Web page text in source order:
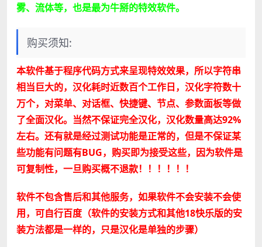
雾、流体等，也是最为牛掰的特效软件。
购买须知:
本软件基于程序代码方式来呈现特效效果，所以字符串
相当巨大的，汉化耗时近数百个工作日，汉化字符数十
万个，对菜单、对话框、快捷键、节点、参数面板等做
了全面汉化。当然不保证完全汉化，汉化数量高达92%
左右。还有就是经过测试功能是正常的，但是不保证某
些功能有问题有BUG，购买即为接受这些，因为软件是
可复制性，一旦购买概不退款！！！！！！
软件不包含售后和其他服务，如果软件不会安装不会使
用，可自行百度（软件的安装方式和其他18快乐版的安
装方法都是一样的，只是汉化是单独的步骤）